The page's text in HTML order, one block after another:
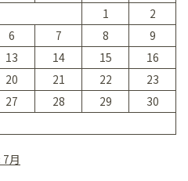
1
2
6 7 8
9
13 14 15
16
20 21 22
23
27 28 29
30
7月